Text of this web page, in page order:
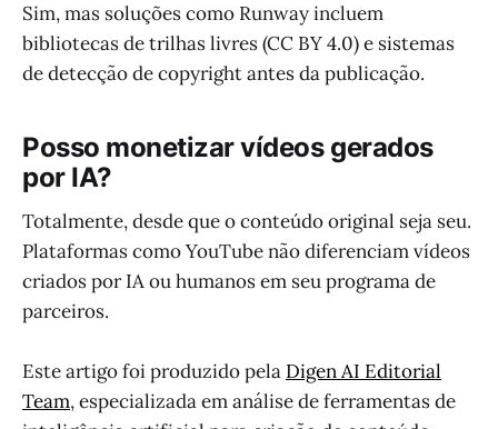
Sim, mas soluções como Runway incluem
bibliotecas de trilhas livres (CC BY 4.0) e sistemas
de detecção de copyright antes da publicação.
Posso monetizar vídeos gerados
por IA?
Totalmente, desde que o conteúdo original seja seu.
Plataformas como YouTube não diferenciam vídeos
criados por IA ou humanos em seu programa de
parceiros.
Este artigo foi produzido pela Digen AI Editorial
Team, especializada em análise de ferramentas de